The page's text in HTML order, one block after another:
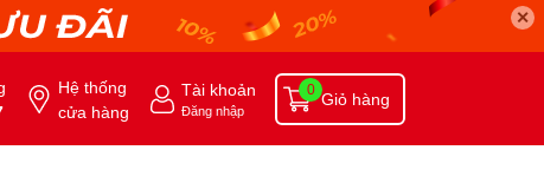
✕
Hệ thống
cửa hàng
Tài khoản
Đăng nhập
Giỏ hàng
0